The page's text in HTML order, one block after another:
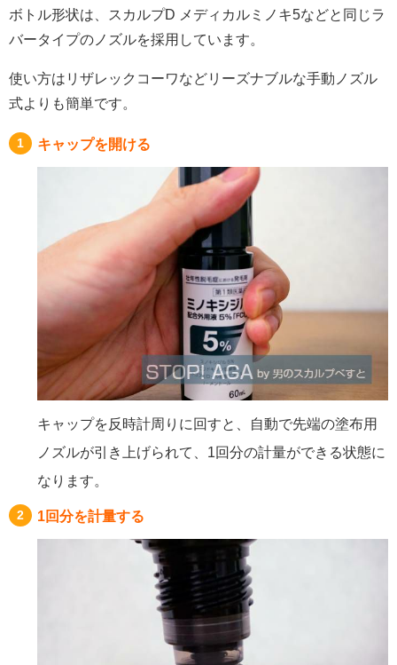
ボトル形状は、スカルプD メディカルミノキ5などと同じラ
バータイプのノズルを採用しています。
使い方はリザレックコーワなどリーズナブルな手動ノズル
式よりも簡単です。
キャップを開ける
キャップを反時計周りに回すと、自動で先端の塗布用
ノズルが引き上げられて、1回分の計量ができる状態に
なります。
1回分を計量する